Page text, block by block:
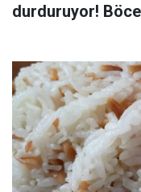
durduruyor!